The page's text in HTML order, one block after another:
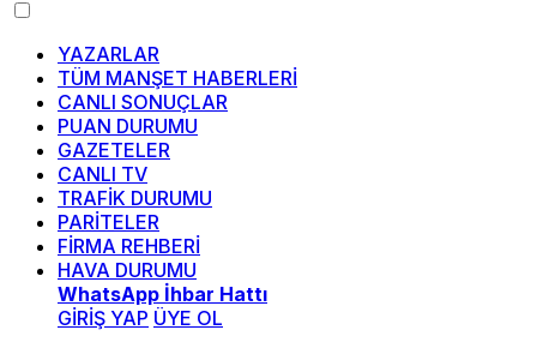
YAZARLAR
TÜM MANŞET HABERLERİ
CANLI SONUÇLAR
PUAN DURUMU
GAZETELER
CANLI TV
TRAFİK DURUMU
PARİTELER
FİRMA REHBERİ
HAVA DURUMU
WhatsApp İhbar Hattı
GİRİŞ YAP ÜYE OL